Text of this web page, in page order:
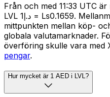
Från och med 11:33 UTC
LVL د.إ1 = Ls0.1659. Mellanmarknadskursen är
mittpunkten mellan köp-
globala valutamarknader.
överföring skulle vara med
pengar.
Hur mycket är 1 AED i LVL?